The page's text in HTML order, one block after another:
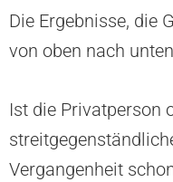
Die Ergebnisse, die
von oben nach
Ist die Privatperson
Vergangenheit